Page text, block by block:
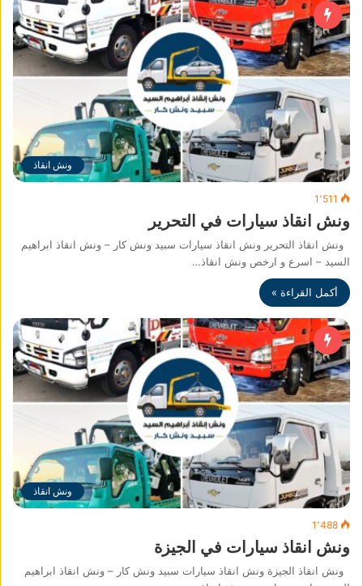
ونش انقاذ
1٬511
ونش انقاذ سيارات في التحرير
ونش انقاذ التحرير ونش انقاذ سيارات سبيد ونش كار – ونش انقاذ ابراهيم
السيد – اسرع و ارخص ونش انقاذ…
أكمل القراءة »
ونش انقاذ
1٬488
ونش انقاذ سيارات في الجيزة
ونش انقاذ الجيزة ونش انقاذ سيارات سبيد ونش كار – ونش انقاذ ابراهيم